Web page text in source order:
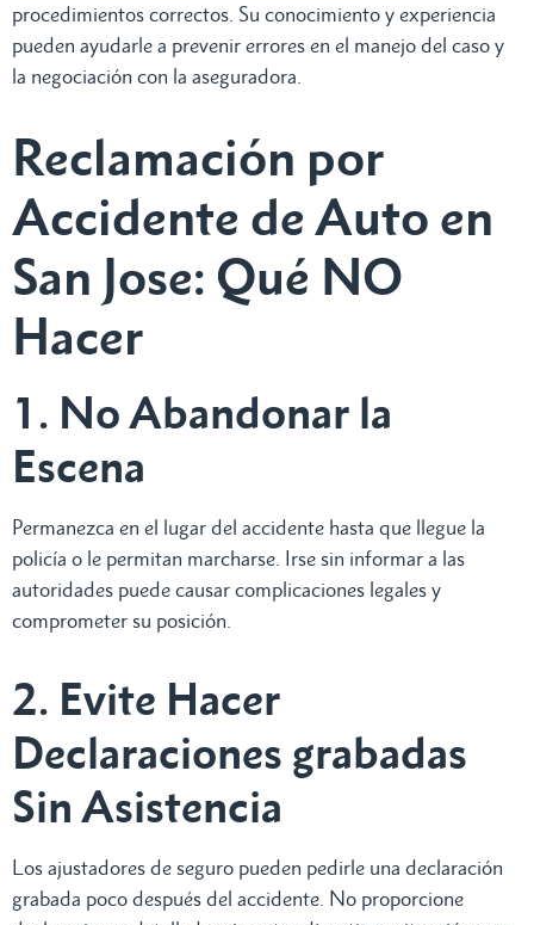
procedimientos correctos. Su conocimiento y experiencia
pueden ayudarle a prevenir errores en el manejo del caso y
la negociación con la aseguradora.
Reclamación por
Accidente de Auto en
San Jose: Qué NO
Hacer
1. No Abandonar la
Escena
Permanezca en el lugar del accidente hasta que llegue la
policía o le permitan marcharse. Irse sin informar a las
autoridades puede causar complicaciones legales y
comprometer su posición.
2. Evite Hacer
Declaraciones grabadas
Sin Asistencia
Los ajustadores de seguro pueden pedirle una declaración
grabada poco después del accidente. No proporcione